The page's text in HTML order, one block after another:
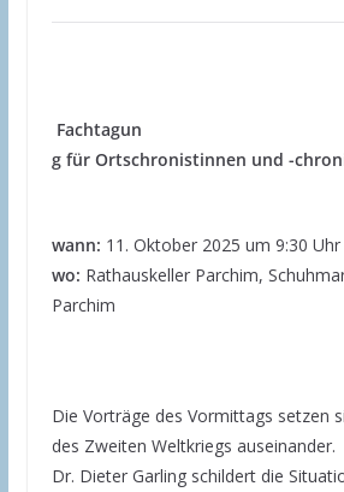
Fachtagun
g für Ortschronistinnen und -
wann: 11. Oktober 2025 um 9:30 Uhr
wo: Rathauskeller Parchim,
Parchim
Die Vorträge des Vormittags setzen
des Zweiten Weltkriegs auseinander.
Dr. Dieter Garling schildert die